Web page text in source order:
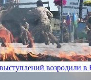
возродили